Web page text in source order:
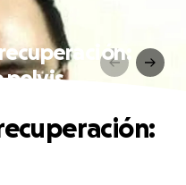
pelvis